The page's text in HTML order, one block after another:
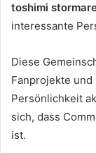
toshimi
interessante
Diese
Fanprojekte
Persönlichkeit
sich, dass
ist.